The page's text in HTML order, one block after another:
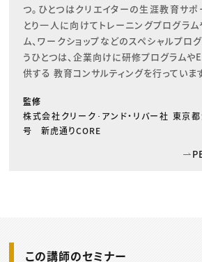
つ。ひとつはクリエイターの生涯教育サポ
とり一人に向けてトレーニングプログラム
ム、ワークショップなどのスペシャルプロ
うひとつは、企業向けに研修プログラムや
供する 教育コンサルティングを行っています
監修
株式会社クリーク･アンド・リバー社 東京
号 新虎通りCORE
この講師のセミナー